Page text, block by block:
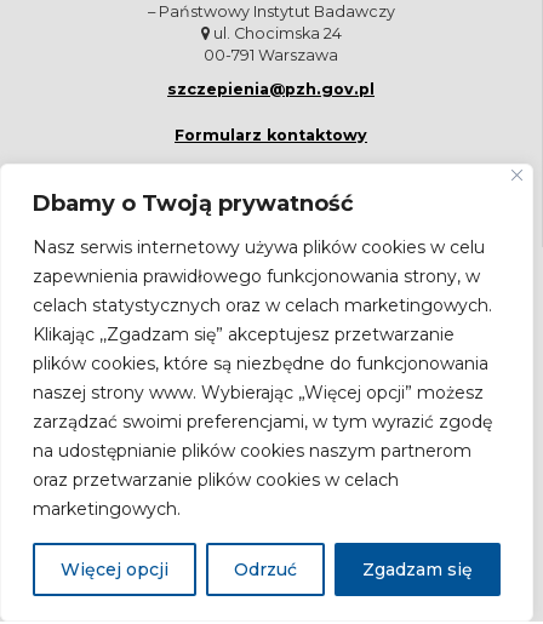
Dbamy o Twoją prywatność
Nasz serwis internetowy używa plików cookies w celu
zapewnienia prawidłowego funkcjonowania strony, w
celach statystycznych oraz w celach marketingowych.
Klikając ,,Zgadzam się” akceptujesz przetwarzanie
plików cookies, które są niezbędne do funkcjonowania
naszej strony www. Wybierając „Więcej opcji” możesz
zarządzać swoimi preferencjami, w tym wyrazić zgodę
na udostępnianie plików cookies naszym partnerom
oraz przetwarzanie plików cookies w celach
marketingowych.
Więcej opcji Odrzuć Zgadzam się
– Państwowy Instytut Badawczy
ul. Chocimska 24
00-791 Warszawa
szczepienia@pzh.gov.pl
Formularz kontaktowy
NEWSLETTER
Bądź na bieżąco! Zapisz się do newslettera.
Adres
email
Zgodnie z ustawą z dnia 18.07.2002 r. o świadczeniu usług drogą
elektroniczną (Dz.U. Nr 144, poz.1204 z późn. zm.) wyrażam zgodę na
przesyłanie newslettera drogą elektroniczną przez Narodowy Instytut Zdrowia